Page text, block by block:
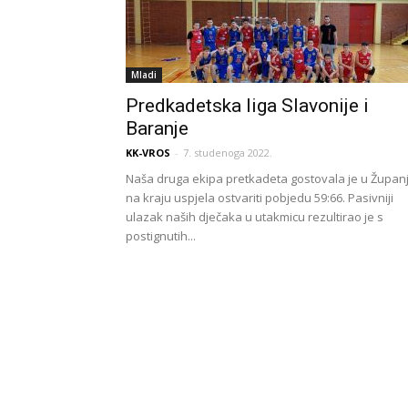
Mladi
Predkadetska liga Slavonije i
Baranje
KK-VROS - 7. studenoga 2022.
Naša druga ekipa pretkadeta gostovala je u
na kraju uspjela ostvariti pobjedu 59:66. Pasivniji
ulazak naših dječaka u utakmicu rezultirao je s
postignutih...